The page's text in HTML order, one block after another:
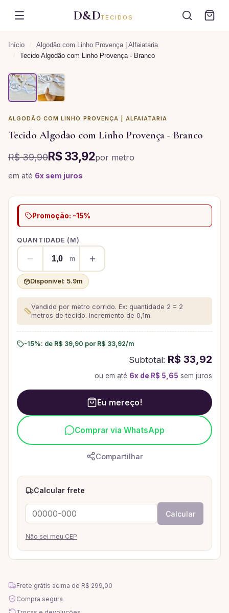
D&DTECIDOS
Início / Algodão com Linho Provença | Alfaiataria
/ Tecido Algodão com Linho Provença - Branco
ALGODÃO COM LINHO PROVENÇA | ALFAIATARIA
Tecido Algodão com Linho Provença - Branco
R$ 39,90R$ 33,92por metro
em até 6x sem juros
Promoção: -15%
QUANTIDADE ( M)
m
Disponível: 5.9m
Vendido por metro corrido. Ex: quantidade 2 = 2
metros de tecido. Incremento de 0,1m.
-15%: de R$ 39,90 por R$ 33,92/m
Subtotal: R$ 33,92
ou em até 6x de R$ 5,65 sem juros
Eu mereço!
Comprar via WhatsApp
Compartilhar
Calcular frete
Calcular
Não sei meu CEP
Frete grátis acima de R$ 299,00
Compra segura